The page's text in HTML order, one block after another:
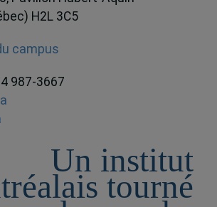
H2L 3C5
campus
987-3667
Un institut
tourné